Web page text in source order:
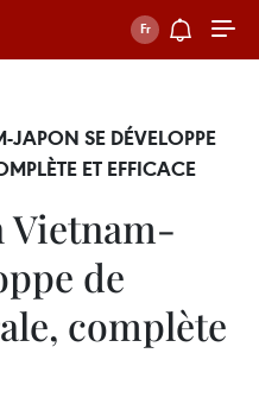
SE DÉVELOPPE
ET EFFICACE
Vietnam-
de
complète